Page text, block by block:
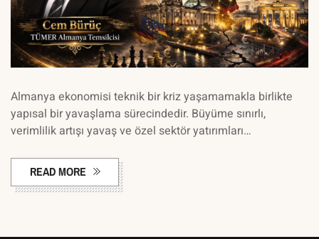
Almanya ekonomisi teknik bir kriz yaşamamakla birlikte
yapısal bir yavaşlama sürecindedir. Büyüme sınırlı,
verimlilik artışı yavaş ve özel sektör yatırımları…
READ MORE